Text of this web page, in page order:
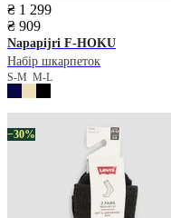
₴ 1 299
₴ 909
Napapijri F-HOKU
Набір шкарпеток
S-M M-L
−30%